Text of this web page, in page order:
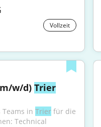
Vollzeit
w/d) Trier
in Trier
Technical